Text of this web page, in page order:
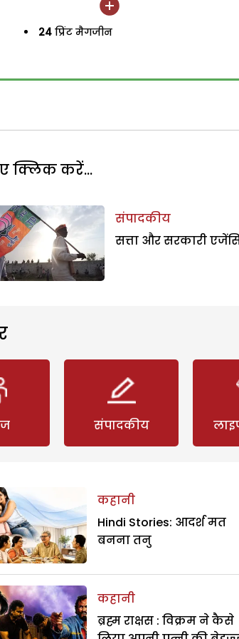
24 प्रिंट मैगजीन
क्लिक करें...
संपादकीय
सत्ता और सरकारी
संपादकीय
कहानी
Hindi Stories: आदर्श मत
बनना तनु
कहानी
ब्रह्म राक्षस : विक्रम ने कैसे